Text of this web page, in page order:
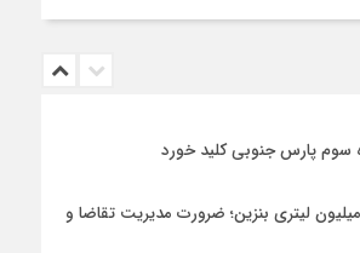
سوم پارس جنوبی کلید خورد
بحران ناترازی ۱۰ میلیون لیتری بنزین؛ ضرورت مدیریت تقاضا و